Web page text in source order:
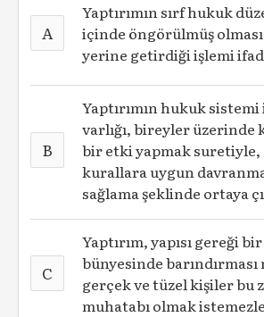
A
Yaptırımın sırf hukuk
içinde öngörülmüş olması
yerine getirdiği işlemi
B
Yaptırımın hukuk
varlığı, bireyler
bir etki yapmak suretiyle,
kurallara uygun
sağlama şeklinde ortaya
C
Yaptırım, yapısı gereği
bünyesinde
gerçek ve tüzel kişiler bu
muhatabı olmak